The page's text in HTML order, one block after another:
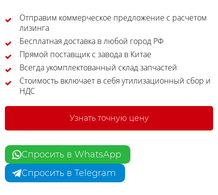
Отправим коммерческое предложение с расчетом
лизинга
Бесплатная доставка в любой город РФ
Прямой поставщик с завода в Китае
Всегда укомплектованный склад запчастей
Стоимость включает в себя утилизационный сбор и
НДС
Узнать точную цену
Спросить в WhatsApp
Спросить в Telegram